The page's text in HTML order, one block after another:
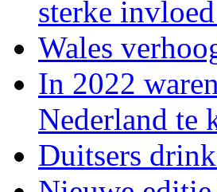
sterke
Wales
In 2022
Nederland te
Duitsers